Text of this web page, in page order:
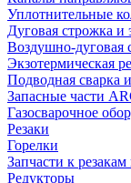
Уплотнительные
Дуговая строжка и
Воздушно-дуговая
Экзотермическая
Подводная сварка
Запасные части
Газосварочное
Резаки
Горелки
Запчасти к
Редукторы